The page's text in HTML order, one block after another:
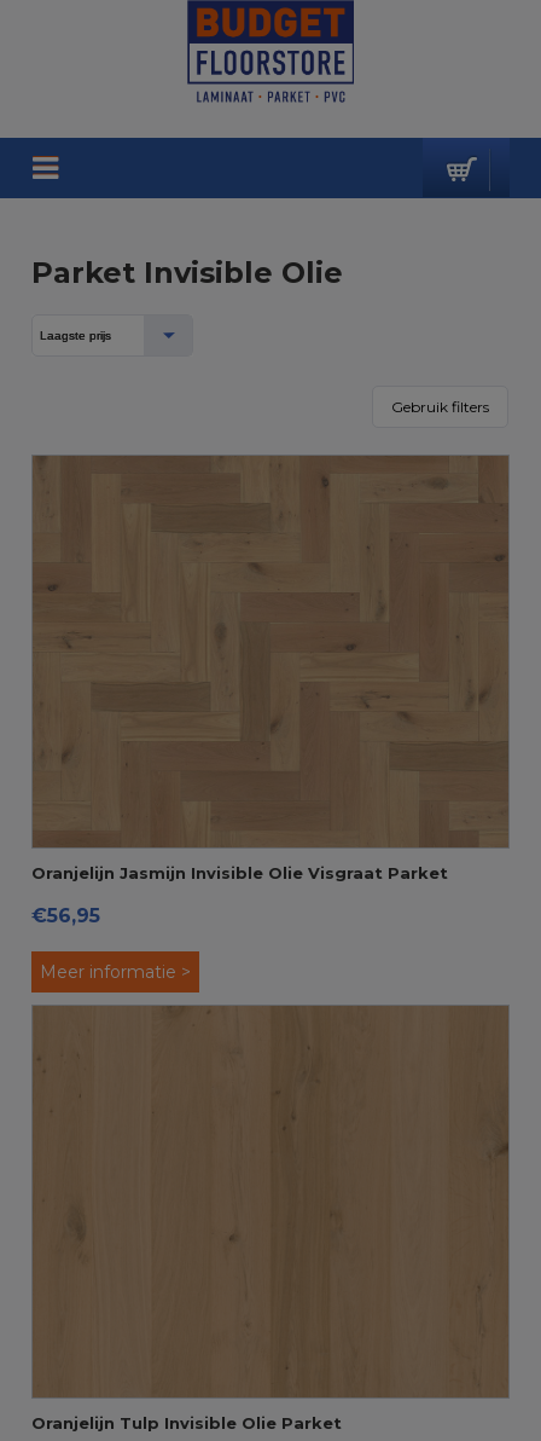
Parket Invisible Olie
Gebruik filters
Oranjelijn Jasmijn Invisible Olie Visgraat Parket
€56,95
Meer informatie >
Oranjelijn Tulp Invisible Olie Parket